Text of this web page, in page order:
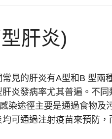
肝炎)
見的肝炎有A型和B 型兩
炎發病率尤其普遍。不
染途徑主要是通過食物及
可通過注射疫苗來預防